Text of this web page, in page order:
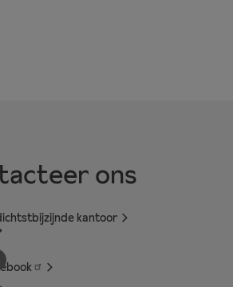
ons
kantoor